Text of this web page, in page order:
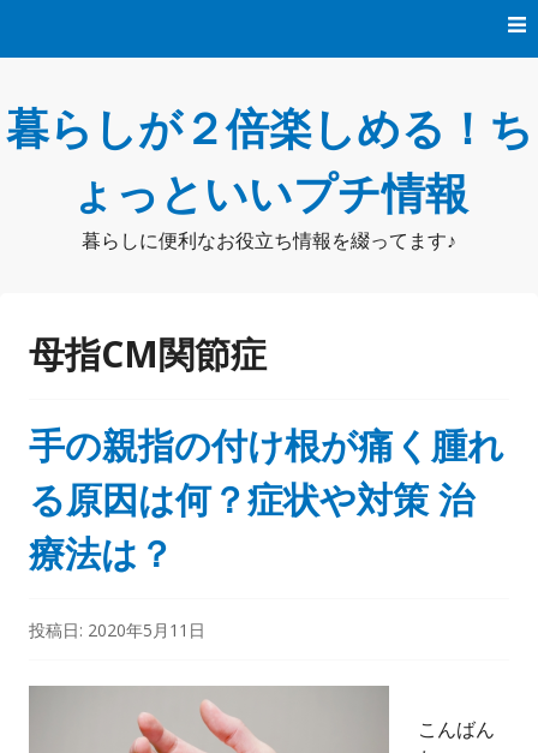
ツ
へ
暮らしが２倍楽しめる！ち
ょっといいプチ情報
暮らしに便利なお役立ち情報を綴ってます♪
母指CM関節症
手の親指の付け根が痛く腫れ
る原因は何？症状や対策 治
療法は？
投稿日: 2020年5月11日
こんばん